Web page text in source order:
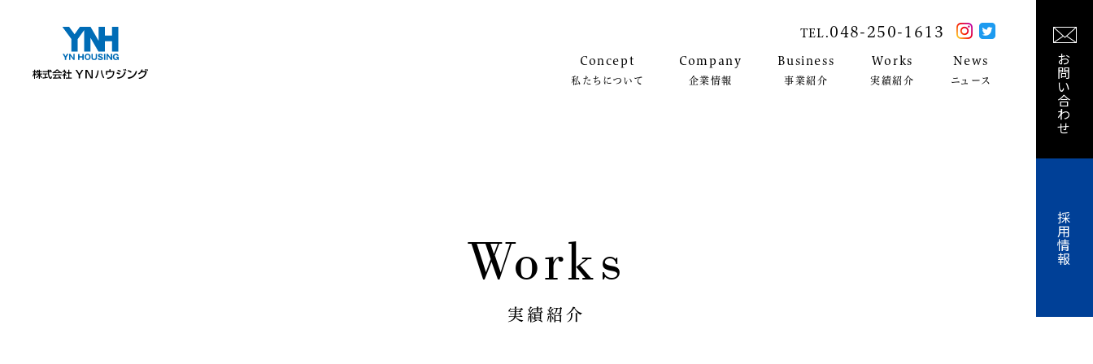
TEL. 048-250-1613
Concept
私たちについて
Company
企業情報
Business
事業紹介
Works
実績紹介
News
ニュース
採
用
情
報
お
問
い
合
わ
せ
Works
実績紹介